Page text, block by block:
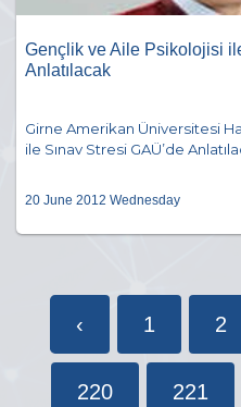
Gençlik ve Aile Psikolojisi
Anlatılacak
Girne Amerikan Üniversitesi
ile Sınav Stresi GAÜ’de
20 June 2012 Wednesday
‹ 1 2
220 221